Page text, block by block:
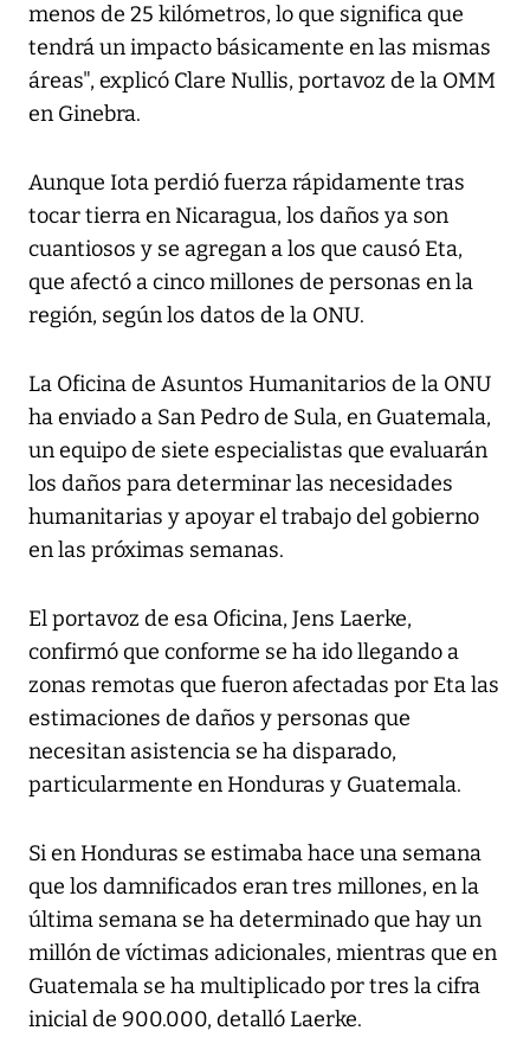
menos de 25 kilómetros, lo que significa que
tendrá un impacto básicamente en las mismas
áreas", explicó Clare Nullis, portavoz de la OMM
en Ginebra.
Aunque Iota perdió fuerza rápidamente tras
tocar tierra en Nicaragua, los daños ya son
cuantiosos y se agregan a los que causó Eta,
que afectó a cinco millones de personas en la
región, según los datos de la ONU.
La Oficina de Asuntos Humanitarios de la ONU
ha enviado a San Pedro de Sula, en Guatemala,
un equipo de siete especialistas que evaluarán
los daños para determinar las necesidades
humanitarias y apoyar el trabajo del gobierno
en las próximas semanas.
El portavoz de esa Oficina, Jens Laerke,
confirmó que conforme se ha ido llegando a
zonas remotas que fueron afectadas por Eta las
estimaciones de daños y personas que
necesitan asistencia se ha disparado,
particularmente en Honduras y Guatemala.
Si en Honduras se estimaba hace una semana
que los damnificados eran tres millones, en la
última semana se ha determinado que hay un
millón de víctimas adicionales, mientras que en
Guatemala se ha multiplicado por tres la cifra
inicial de 900.000, detalló Laerke.